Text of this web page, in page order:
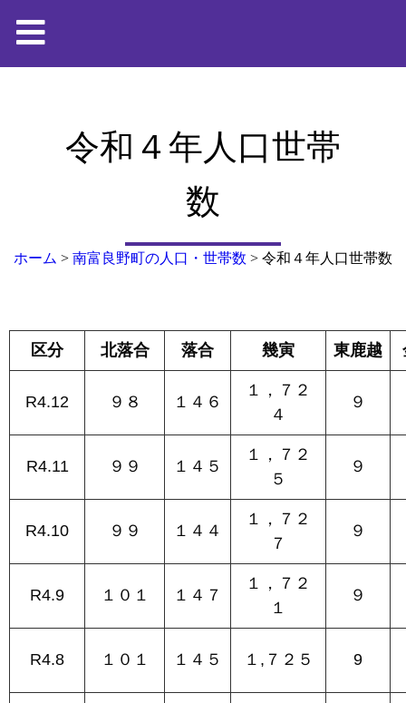
令和４年人口世帯
数
ホーム > 南富良野町の人口・世帯数 > 令和４年人口世帯数
区分 北落合 落合 幾寅 東鹿越
R4.12 ９８ １４６
１，７２
４
９
R4.11 ９９ １４５
１，７２
５
９
R4.10 ９９ １４４
１，７２
７
９
R4.9 １０１ １４７
１，７２
１
９
R4.8 １０１ １４５ １,７２５ 9